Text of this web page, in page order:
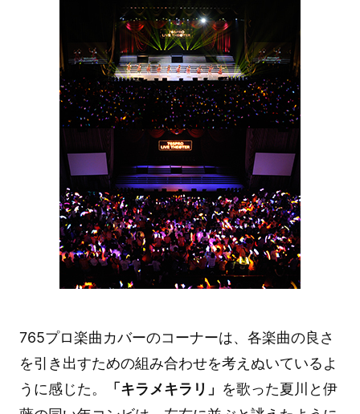
765プロ楽曲カバーのコーナーは、各楽曲の良さ
を引き出すための組み合わせを考えぬいているよ
うに感じた。
「キラメキラリ」 を歌った夏川と伊